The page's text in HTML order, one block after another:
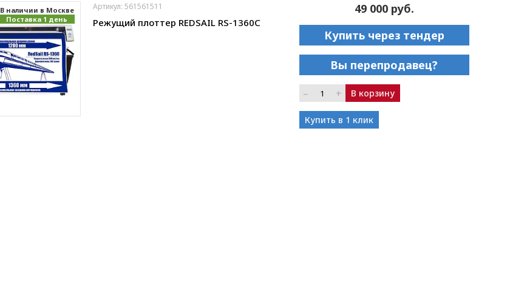
В наличии в Москве
Поставка 1 день
Артикул: 561561511
Режущий плоттер REDSAIL RS-1360C
49 000 руб.
Купить через тендер
Вы перепродавец?
– + В корзину
Купить в 1 клик